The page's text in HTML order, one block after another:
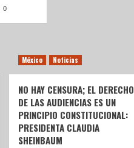
0
México Noticias
NO HAY CENSURA; EL DERECHO
DE LAS AUDIENCIAS ES UN
PRINCIPIO CONSTITUCIONAL:
PRESIDENTA CLAUDIA
SHEINBAUM